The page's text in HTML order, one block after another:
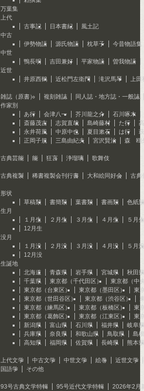
万葉集
上代
古事記
日本書紀
風土記
中古
伊勢物語
源氏物語 枕草子
今昔物語集
中世
鴨長明
吉田兼好 平家物語
曽我物語
近世
井原西鶴
近松門左衛門 滝沢馬琴
上
雑誌（原書）
複刻雑誌
同人誌・地方誌・一般誌
作家別
あ行
会津八一 芥川龍之介
石川啄木
斎藤茂吉
志賀直哉 島崎藤村 た行
永井荷風
中原中也 夏目漱石 は行
正岡子規
三島由紀夫 宮沢賢治
森 鴎
古典芸能
能 狂言 浄瑠璃
歌舞伎
古典複製
稀書複製会刊行書 大和絵同好会
古典
形状
草稿類
書簡類 葉書類 書画類
色紙類
生月
１月生
２月生 ３月生 ４月生
５月生
12月生
没月
１月没
２月没 ３月没 ４月没
５月没
12月没
生誕地
北海道
青森県 岩手県 宮城県
秋田県
千葉県
東京都（千代田区）
東京都（中
東京都（台東区）
東京都（墨田区）
東
東京都（世田谷区）
東京都（渋谷区）
東京都（練馬区）
東京都（板橋区）
東
東京都（葛飾区）
東京都（江東区）
東
新潟県
富山県 石川県 福井県
岐阜県
兵庫県
奈良県 和歌山県 鳥取県
島
高知県
福岡県 佐賀県 長崎県
熊本県
上代文学
中古文学 中世文学 絵巻
近世文学
国語学
その他
93号古典文学特輯
95号近代文学特輯
2026年2月